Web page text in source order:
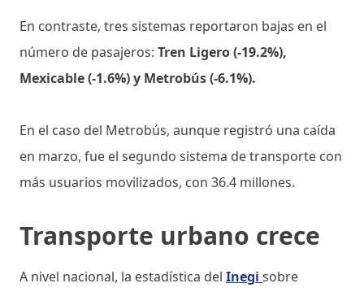
En contraste, tres sistemas reportaron bajas en el
número de pasajeros: Tren Ligero (-19.2%),
Mexicable (-1.6%) y Metrobús (-6.1%).
En el caso del Metrobús, aunque registró una caída
en marzo, fue el segundo sistema de transporte con
más usuarios movilizados, con 36.4 millones.
Transporte urbano crece
A nivel nacional, la estadística del Inegi sobre